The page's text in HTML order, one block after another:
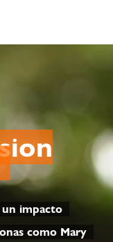
impacto
como Mary